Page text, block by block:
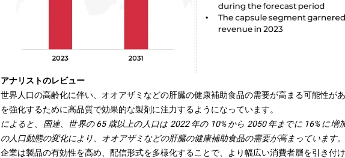
アナリストのレビュー
世界人口の高齢化に伴い、オオアザミなどの肝臓の健康補助食品の需要が高まる可能性が
を強化するために高品質で効果的な製剤に注力するようになっています。
によると、 国連、世界の 65 歳以上の人口は 2022 年の 10% から 2050 年までに 16% に増
の人口動態の変化により、オオアザミなどの肝臓の健康補助食品の需要が高まっています。
企業は製品の有効性を高め、配信形式を多様化することで、より幅広い消費者層を引き付